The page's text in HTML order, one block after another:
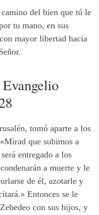
del bien que tú le
tu mano, en sus
mayor libertad hacia
tomó aparte a los
que subimos a
entregado a los
a muerte y le
de él, azotarle y
Entonces se le
con sus hijos, y